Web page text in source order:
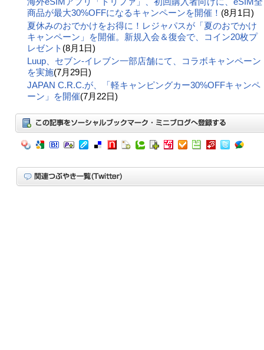
商品が最大30%OFFになるキャンペーンを開催！ (8月1日)
夏休みのおでかけをお得に！レジャパスが「夏のおでかけ
キャンペーン」を開催。新規入会＆復会で、コイン20枚プ
レゼント (8月1日)
Luup、セブン‐イレブン一部店舗にて、コラボキャンペーン
を実施(7月29日)
JAPAN C.R.C.が、「軽キャンピングカー30%OFFキャンペ
ーン」を開催(7月22日)